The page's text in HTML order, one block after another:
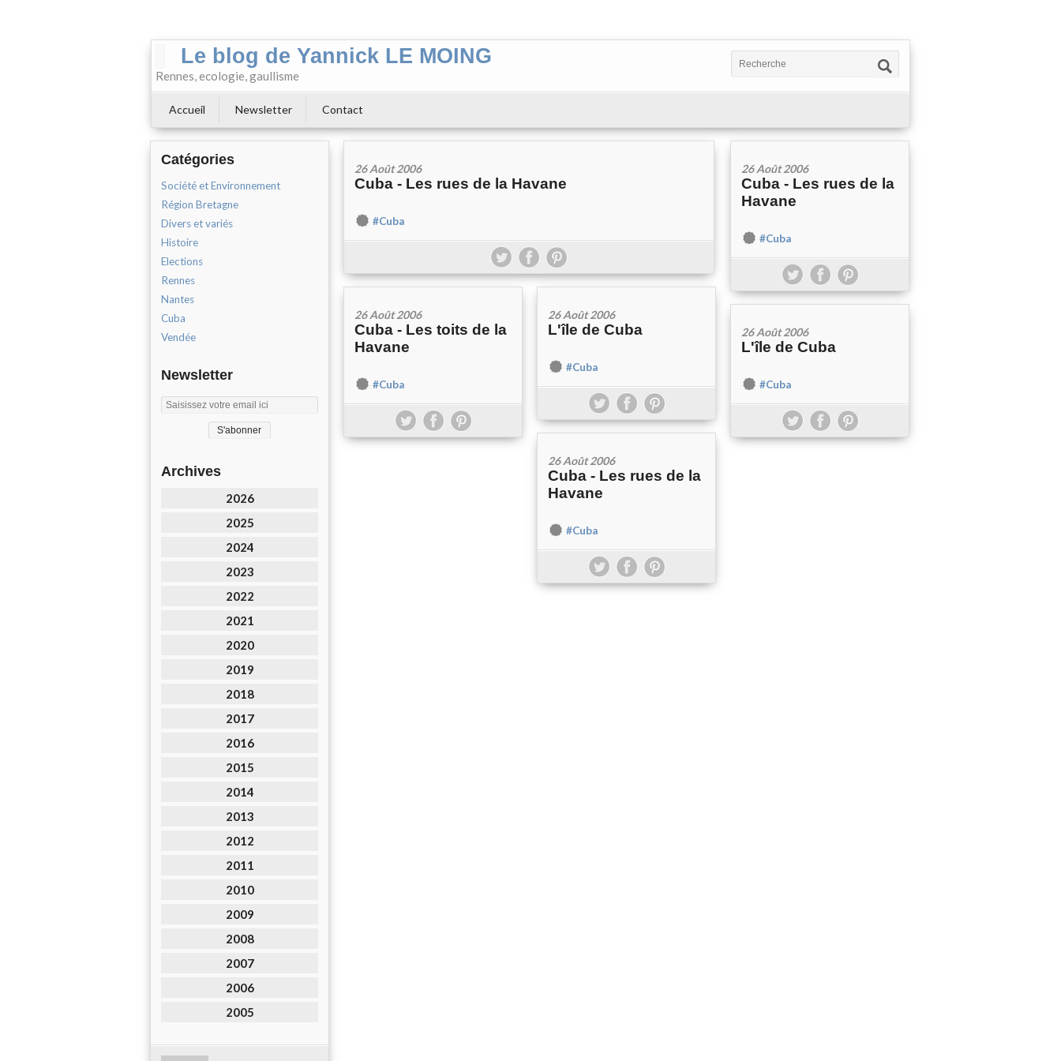
Le blog de Yannick LE MOING
Rennes, ecologie, gaullisme
Accueil Newsletter Contact
Catégories
Société et Environnement
Région Bretagne
Divers et variés
Histoire
Elections
Rennes
Nantes
Cuba
Vendée
Newsletter
Archives
2026
2025
2024
2023
2022
2021
2020
2019
2018
2017
2016
2015
2014
2013
2012
2011
2010
2009
2008
2007
2006
2005
26 Août 2006
Cuba - Les rues de la Havane
#Cuba
26 Août 2006
Cuba - Les rues de la
Havane
#Cuba
26 Août 2006
Cuba - Les toits de la
Havane
#Cuba
26 Août 2006
L'île de Cuba
#Cuba
26 Août 2006
L'île de Cuba
#Cuba
26 Août 2006
Cuba - Les rues de la
Havane
#Cuba